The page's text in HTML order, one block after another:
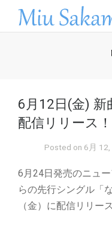
6月12日(金) 新
配信リリース！
Posted on 6月
6月24日発売のニュ
らの先行シングル「
（金）に配信リリー